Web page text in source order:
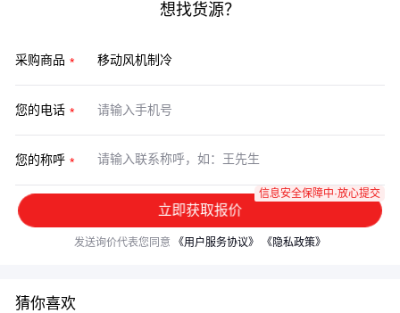
想找货源？
采购商品
您的电话
您的称呼
立即获取报价
信息安全保障中·放心提交
发送询价代表您同意 《用户服务协议》 《隐私政策》
猜你喜欢